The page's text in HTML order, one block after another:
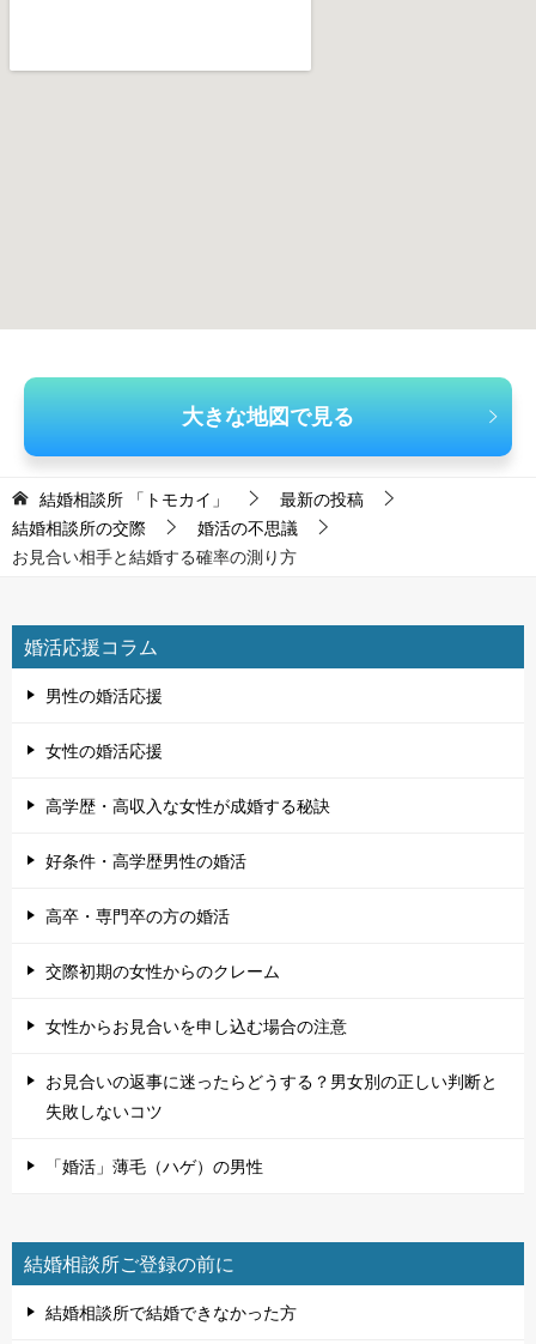
大きな地図で見る
結婚相談所 「トモカイ」
最新の投稿
結婚相談所の交際
婚活の不思議
お見合い相手と結婚する確率の測り方
婚活応援コラム
男性の婚活応援
女性の婚活応援
高学歴・高収入な女性が成婚する秘訣
好条件・高学歴男性の婚活
高卒・専門卒の方の婚活
交際初期の女性からのクレーム
女性からお見合いを申し込む場合の注意
お見合いの返事に迷ったらどうする？男女別の正しい判断と
失敗しないコツ
「婚活」薄毛（ハゲ）の男性
結婚相談所ご登録の前に
結婚相談所で結婚できなかった方